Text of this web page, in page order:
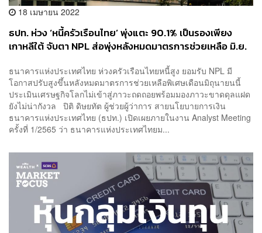
18 เมษายน 2022
ธปท. ห่วง ‘หนี้ครัวเรือนไทย’ พุ่งแตะ 90.1% เป็นรองเพียง
เกาหลีใต้ จับตา NPL ส่อพุ่งหลังหมดมาตรการช่วยเหลือ มิ.ย.
ธนาคารแห่งประเทศไทย ห่วงครัวเรือนไทยหนี้สูง ยอมรับ NPL มี
โอกาสปรับสูงขึ้นหลังหมดมาตรการช่วยเหลือพิเศษเดือนมิถุนายนนี้
ประเมินเศรษฐกิจโลกไม่เข้าสู่ภาวะถดถอยพร้อมมองภาวะขาดดุลแฝด
ยังไม่น่ากังวล ปิติ ดิษยทัต ผู้ช่วยผู้ว่าการ สายนโยบายการเงิน
ธนาคารแห่งประเทศไทย (ธปท.) เปิดเผยภายในงาน Analyst Meeting
ครั้งที่ 1/2565 ว่า ธนาคารแห่งประเทศไทยม...